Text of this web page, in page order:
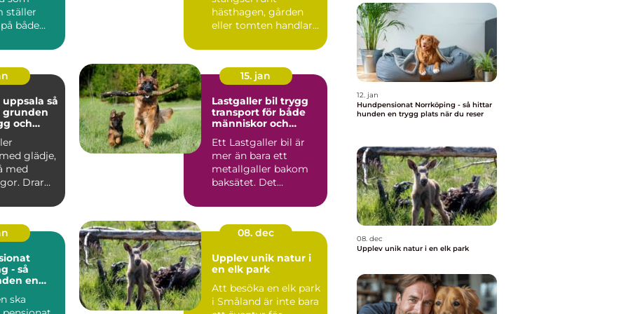
ställer
både
hästhagen, gården
eller tomten handlar
markera en g...
så
grunden
och
glädje,
med
Drar
15. jan
Lastgaller bil trygg
transport för både
människor och
Ett Lastgaller bil är
mer än bara ett
metallgaller bakom
baksätet. Det
säkerhe...
- så
en
ska
08. dec
Upplev unik natur i
en elk park
Att besöka en elk park
i Småland är inte bara
12. jan
Hundpensionat Norrköping - så hittar
hunden en trygg plats när du reser
08. dec
Upplev unik natur i en elk park